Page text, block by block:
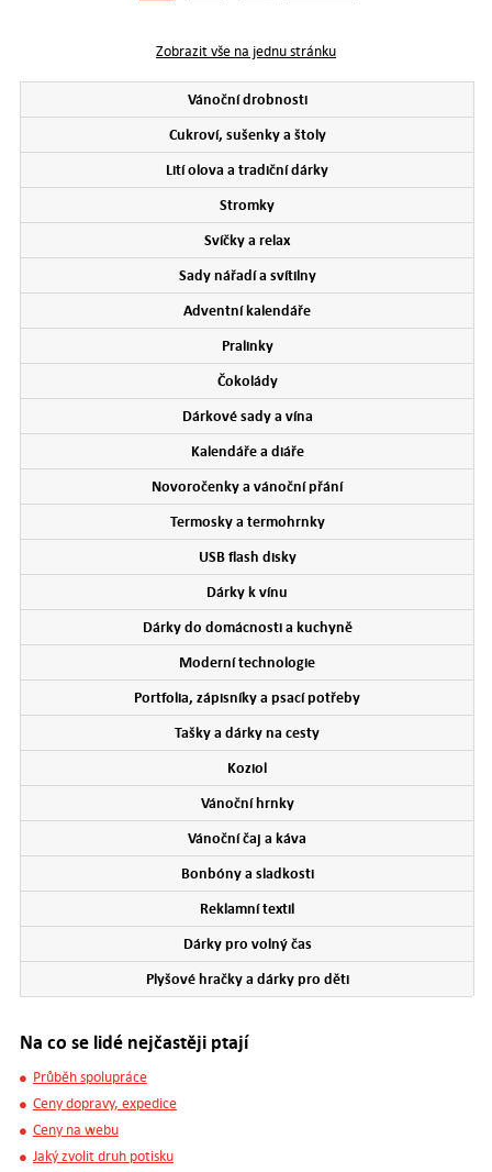
Zobrazit vše na jednu stránku
Vánoční drobnosti
Cukroví, sušenky a štoly
Lití olova a tradiční dárky
Stromky
Svíčky a relax
Sady nářadí a svítilny
Adventní kalendáře
Pralinky
Čokolády
Dárkové sady a vína
Kalendáře a diáře
Novoročenky a vánoční přání
Termosky a termohrnky
USB flash disky
Dárky k vínu
Dárky do domácnosti a kuchyně
Moderní technologie
Portfolia, zápisníky a psací potřeby
Tašky a dárky na cesty
Koziol
Vánoční hrnky
Vánoční čaj a káva
Bonbóny a sladkosti
Reklamní textil
Dárky pro volný čas
Plyšové hračky a dárky pro děti
Na co se lidé nejčastěji ptají
Průběh spolupráce
Ceny dopravy, expedice
Ceny na webu
Jaký zvolit druh potisku